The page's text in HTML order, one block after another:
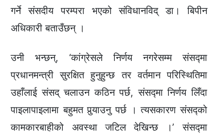
गर्ने संसदीय परम्परा भएको संविधानविद् डा। बिपीन
अधिकारी बताउँछन् ।
उनी भन्छन्, ‘कांग्रेसले निर्णय नगरेसम्म संसद्मा
प्रधानमन्त्री सुरक्षित हुनुहुन्छ तर वर्तमान परिस्थितिमा
उहाँलाई संसद् चलाउन कठिन पर्छ, संसद्मा निर्णय लिँदा
पाइलापाइलामा बहुमत पुर्‍याउनु पर्छ । त्यसकारण संसद्को
कामकारबाहीको अवस्था जटिल देखिन्छ ।’ संसद्मा